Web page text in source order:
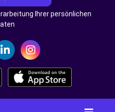
Ihrer persönlichen